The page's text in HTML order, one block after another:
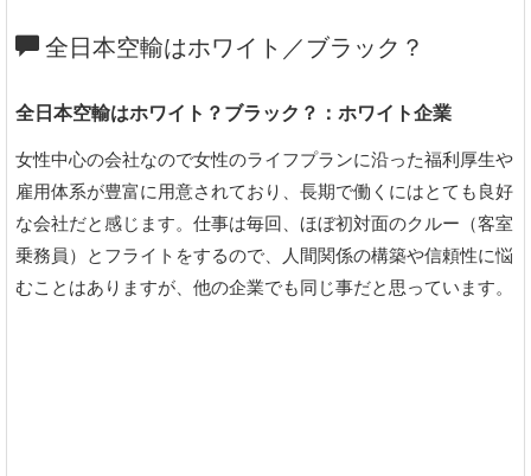
全日本空輸はホワイト／ブラック？
全日本空輸はホワイト？ブラック？：ホワイト企業
女性中心の会社なので女性のライフプランに沿った福利厚生や
雇用体系が豊富に用意されており、長期で働くにはとても良好
な会社だと感じます。仕事は毎回、ほぼ初対面のクルー（客室
乗務員）とフライトをするので、人間関係の構築や信頼性に悩
むことはありますが、他の企業でも同じ事だと思っています。